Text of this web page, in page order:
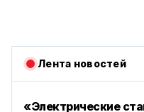
Лента новостей
«Электрические